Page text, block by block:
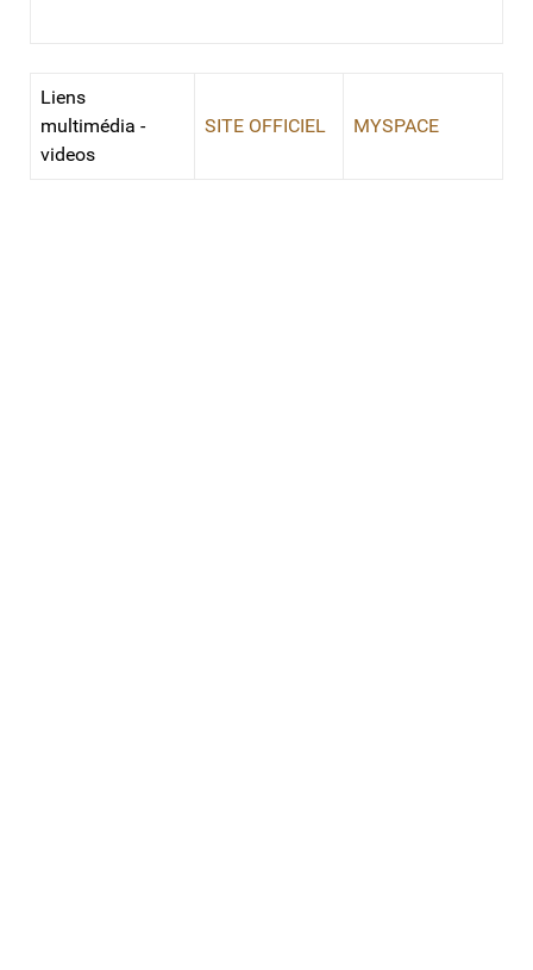
Liens
multimédia -
videos
SITE OFFICIEL MYSPACE